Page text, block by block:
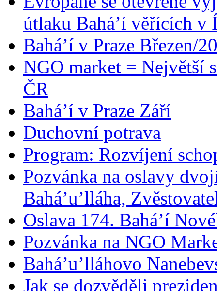
útlaku Bahá’í věřících v
Bahá’í v Praze Březen/
NGO market = Největší
ČR
Bahá’í v Praze Září
Duchovní potrava
Program: Rozvíjení
Pozvánka na oslavy
Bahá’u’lláha,
Oslava 174. Bahá’í
Pozvánka na NGO
Bahá’u’lláhovo
Jak se dozvěděli